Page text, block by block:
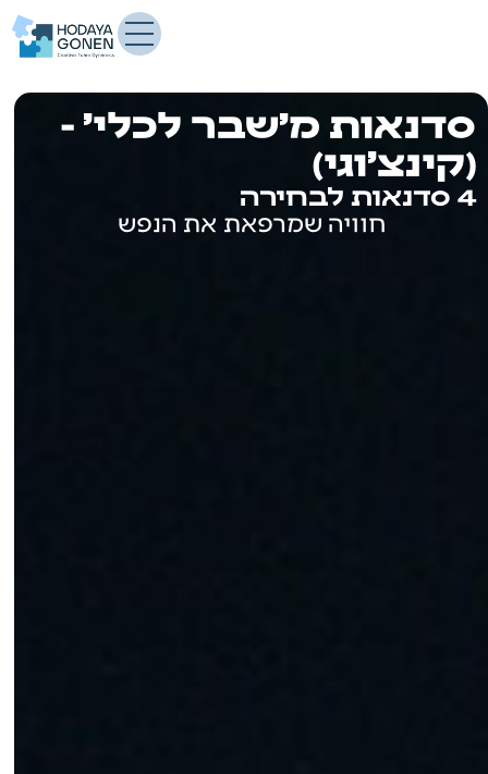
מ'שבר לכלי' -
חוויה שמרפאת את הנפש